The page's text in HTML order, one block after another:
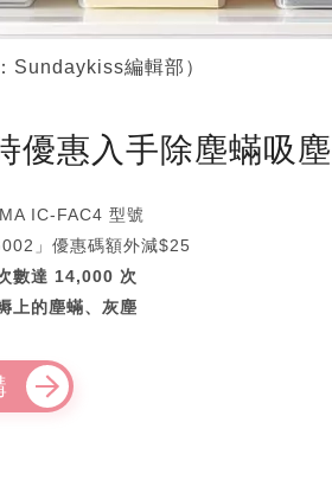
Sundaykiss編輯部）
優惠入手除塵蟎吸
IC-FAC4 型號
」優惠碼額外減$25
數達 14,000 次
上的塵蟎、灰塵